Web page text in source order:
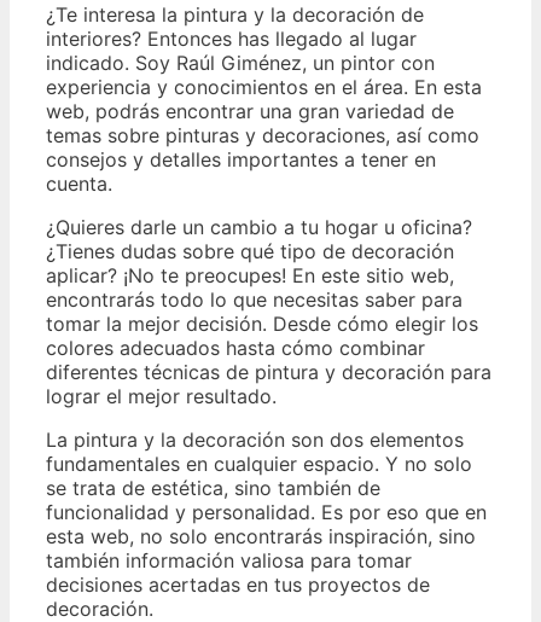
¿Te interesa la pintura y la decoración de
interiores? Entonces has llegado al lugar
indicado. Soy Raúl Giménez, un pintor con
experiencia y conocimientos en el área. En esta
web, podrás encontrar una gran variedad de
temas sobre pinturas y decoraciones, así como
consejos y detalles importantes a tener en
cuenta.
¿Quieres darle un cambio a tu hogar u oficina?
¿Tienes dudas sobre qué tipo de decoración
aplicar? ¡No te preocupes! En este sitio web,
encontrarás todo lo que necesitas saber para
tomar la mejor decisión. Desde cómo elegir los
colores adecuados hasta cómo combinar
diferentes técnicas de pintura y decoración para
lograr el mejor resultado.
La pintura y la decoración son dos elementos
fundamentales en cualquier espacio. Y no solo
se trata de estética, sino también de
funcionalidad y personalidad. Es por eso que en
esta web, no solo encontrarás inspiración, sino
también información valiosa para tomar
decisiones acertadas en tus proyectos de
decoración.